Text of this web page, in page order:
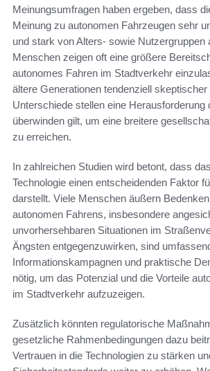
Meinungsumfragen haben ergeben, dass
Meinung zu autonomen Fahrzeugen sehr
und stark von Alters- sowie Nutzergruppen
Menschen zeigen oft eine größere
autonomes Fahren im Stadtverkehr
ältere Generationen tendenziell
Unterschiede stellen eine Herausforderung
überwinden gilt, um eine breitere
zu erreichen.
In zahlreichen Studien wird betont, dass
Technologie einen entscheidenden Faktor
darstellt. Viele Menschen äußern
autonomen Fahrens, insbesondere
unvorhersehbaren Situationen im
Ängsten entgegenzuwirken, sind
Informationskampagnen und praktische
nötig, um das Potenzial und die Vorteile
im Stadtverkehr aufzuzeigen.
Zusätzlich könnten regulatorische
gesetzliche Rahmenbedingungen dazu
Vertrauen in die Technologien zu stärken